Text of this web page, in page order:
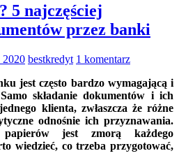
5 najczęściej
przez banki
2020 bestkredyt 1 komentarz
jest często bardzo wymagającą i
Samo składanie dokumentów i ich
klienta, zwłaszcza że różne
odnośnie ich przyznawania.
papierów jest zmorą każdego
wiedzieć, co trzeba przygotować,